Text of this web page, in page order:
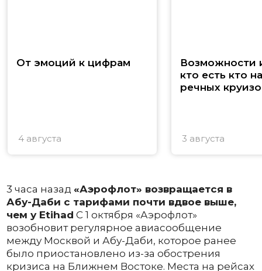
От эмоций к цифрам
4 августа
Возможности
кто есть кто
речных
3 августа
3 часа назад «Аэрофлот» возвращается в
Абу-Даби с тарифами почти вдвое выше,
чем у Etihad С 1 октября «Аэрофлот»
возобновит регулярное авиасообщение
между Москвой и Абу-Даби, которое ранее
было приостановлено из-за обострения
кризиса на Ближнем Востоке. Места на рейсах